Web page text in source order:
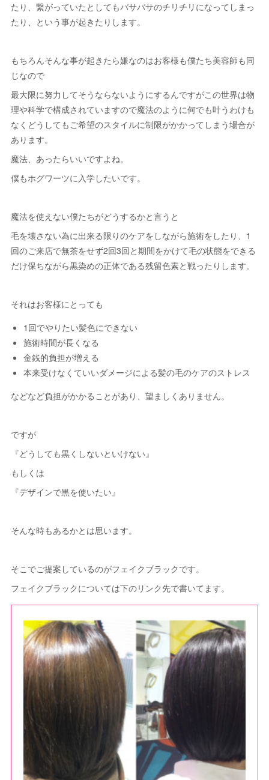
たり、繋がっていたとしてもバサバサのチリチリになってしまっ
たり、という事が起きたりします。
もちろんそんな事が起きたら嫌なのはお客様も僕たち美容師も同
じなので
最大限に努力してそうならないようにするんですがこの世界は物
理や科学で構成されていますので魔法のように何でも叶うわけも
なくどうしてもご希望のスタイルに制限がかかってしまう場合が
あります。
魔法、あったらいいですよね。
僕もホグワーツに入学したいです。
魔法を使えない僕たちがどうするかと言うと
毛を壊さない為に出来る限りのケアをしながら施術をしたり、1
回のご来店で無茶をせず2回3回と期間をかけて毛の状態をできる
だけ保ちながら黒染めの正体である残留色素と戦ったりします。
それはお客様にとっても
1回でやりたい髪色にできない
施術時間が長くなる
金銭的負担が増える
本来受けなくていいダメージによる髪の毛のケアのストレス
などなど負担がかかることがあり、望ましくありません。
ですが
『どうしても黒くしないといけない』
もしくは
『デザインで黒を使いたい』
そんな時もあるかとは思います。
そこでご提案しているのがフェイクブラックです。
フェイクブラックについては下のリンク先で書いてます。